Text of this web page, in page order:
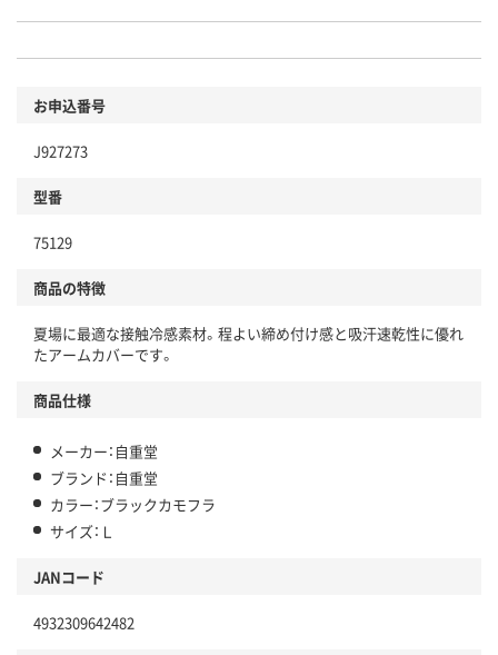
お申込番号
J927273
型番
75129
商品の特徴
夏場に最適な接触冷感素材。程よい締め付け感と吸汗速乾性に優れ
たアームカバーです。
商品仕様
メーカー：自重堂
ブランド：自重堂
カラー：ブラックカモフラ
サイズ：Ｌ
JANコード
4932309642482